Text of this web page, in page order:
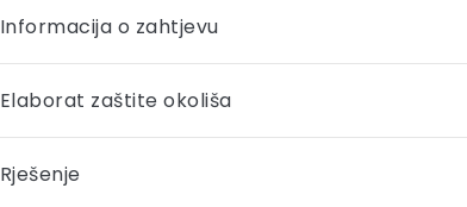
Informacija o zahtjevu
Elaborat zaštite okoliša
Rješenje